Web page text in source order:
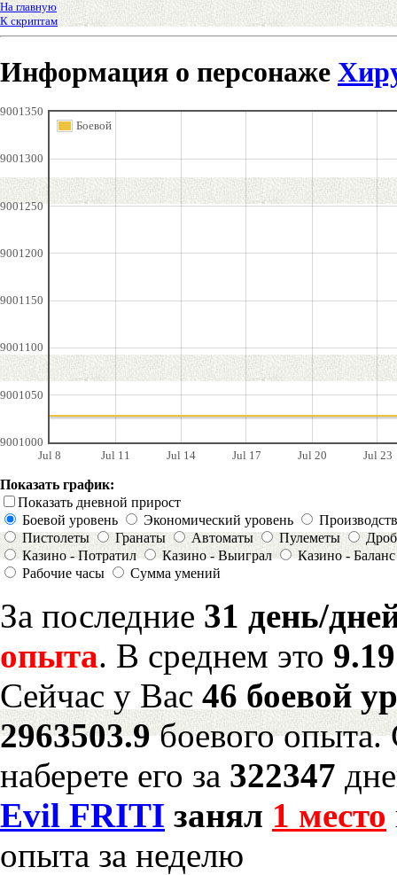
На главную
К скриптам
Информация о персонаже
Jul 8 Jul 11 Jul 14 Jul 17 Jul 20 Jul 23
9001000
9001050
9001100
9001150
9001200
9001250
9001300
9001350
Боевой
Показать график:
Показать дневной прирост
Боевой уровень
Экономический уровень
Пистолеты
Гранаты Автоматы Пулеметы
Казино - Потратил
Казино - Выиграл
Казино - Баланс
Рабочие часы
Сумма умений
За последние 31 день/
опыта. В среднем это
Сейчас у Вас 46 боевой
2963503.9боевого
наберете его за 322347
Evil FRITI занял 1 место
опыта за неделю